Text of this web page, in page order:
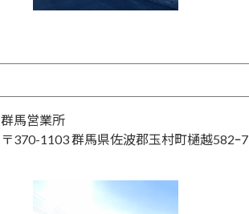
群馬営業所
〒370-1103 群馬県佐波郡玉村町樋越582ｰ7